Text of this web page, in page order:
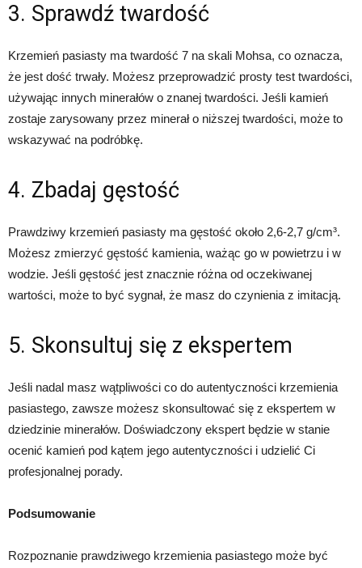
3. Sprawdź twardość
Krzemień pasiasty ma twardość 7 na skali Mohsa, co oznacza,
że jest dość trwały. Możesz przeprowadzić prosty test twardości,
używając innych minerałów o znanej twardości. Jeśli kamień
zostaje zarysowany przez minerał o niższej twardości, może to
wskazywać na podróbkę.
4. Zbadaj gęstość
Prawdziwy krzemień pasiasty ma gęstość około 2,6-2,7 g/cm³.
Możesz zmierzyć gęstość kamienia, ważąc go w powietrzu i w
wodzie. Jeśli gęstość jest znacznie różna od oczekiwanej
wartości, może to być sygnał, że masz do czynienia z imitacją.
5. Skonsultuj się z ekspertem
Jeśli nadal masz wątpliwości co do autentyczności krzemienia
pasiastego, zawsze możesz skonsultować się z ekspertem w
dziedzinie minerałów. Doświadczony ekspert będzie w stanie
ocenić kamień pod kątem jego autentyczności i udzielić Ci
profesjonalnej porady.
Podsumowanie
Rozpoznanie prawdziwego krzemienia pasiastego może być